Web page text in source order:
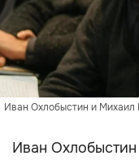
Иван Охлобыстин и
Иван Охлобыстин